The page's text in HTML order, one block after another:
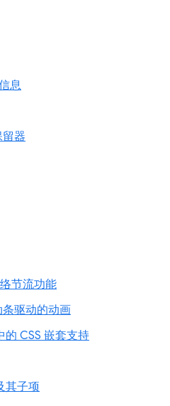
息
留器
节流功能
条驱动的动画
的 CSS 嵌套支持
其子项